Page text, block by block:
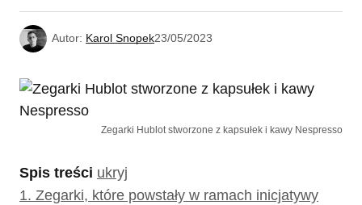
Autor: Karol Snopek23/05/2023
Zegarki Hublot stworzone z kapsułek i kawy Nespresso
Spis treści ukryj
1. Zegarki, które powstały w ramach inicjatywy